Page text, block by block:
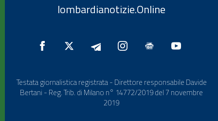
lombardianotizie.Online
Testata giornalistica registrata - Direttore responsabile Davide
Bertani - Reg. Trib. di Milano n° 14772/2019 del 7 novembre
2019